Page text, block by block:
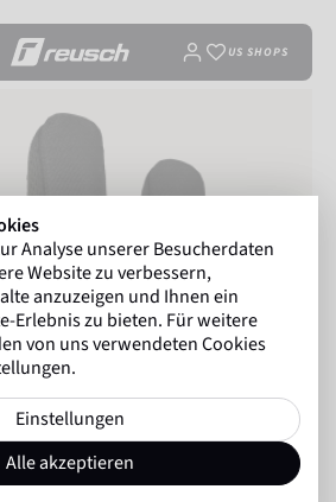
US SHOPS
Analyse unserer Besucherdaten
Website zu verbessern,
anzuzeigen und Ihnen ein
Erlebnis zu bieten. Für weitere
von uns verwendeten Cookies
Einstellungen
Alle akzeptieren